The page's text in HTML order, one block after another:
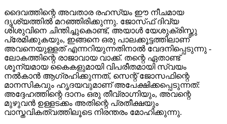
ദൈവത്തിന്റെ അവതാര രഹസ്യം ഈ നീചമായ
ദൃശ്യത്തിൽ മറഞ്ഞിരിക്കുന്നു. ജോസ്‌ഫ് ദിവ്യ
ശിശുവിനെ ചിന്തിച്ചുകൊണ്ട്, അയാൾ യേശുക്രിസ്തു
പ്രേമിക്കുകയും, ഇങ്ങനെ ഒരു പാലക്കൂട്ടത്തിലാണ്
അവനെയുള്ളത് എന്നറിയുന്നതിനാൽ വേദനിപ്പെടുന്നു -
ലോകത്തിന്റെ രാജാവായ വാക്ക്. തന്റെ ഏതാണ്ട്
ശൂന്യമായ കൈകളുമായി വിപരീതമായി സ്വയം
നൽകാൻ ആഗ്രഹിക്കുന്നത്, സെന്റ് ജോസഫിന്റെ
മാനസികവും ഹൃദയവുമാണ് അപേക്ഷിക്കപ്പെടുന്നത്:
അദ്ദേഹത്തിന്റെ ദാനം ഒരു തീവ്രാഗ്നിയും, അവന്റെ
മുഴുവൻ ഉള്ളടക്കം അതിന്റെ പ്രതീക്ഷയും
വാസ്തവികത്വത്തിലൂടെ നിരന്തരം മോഹിക്കുന്നു.